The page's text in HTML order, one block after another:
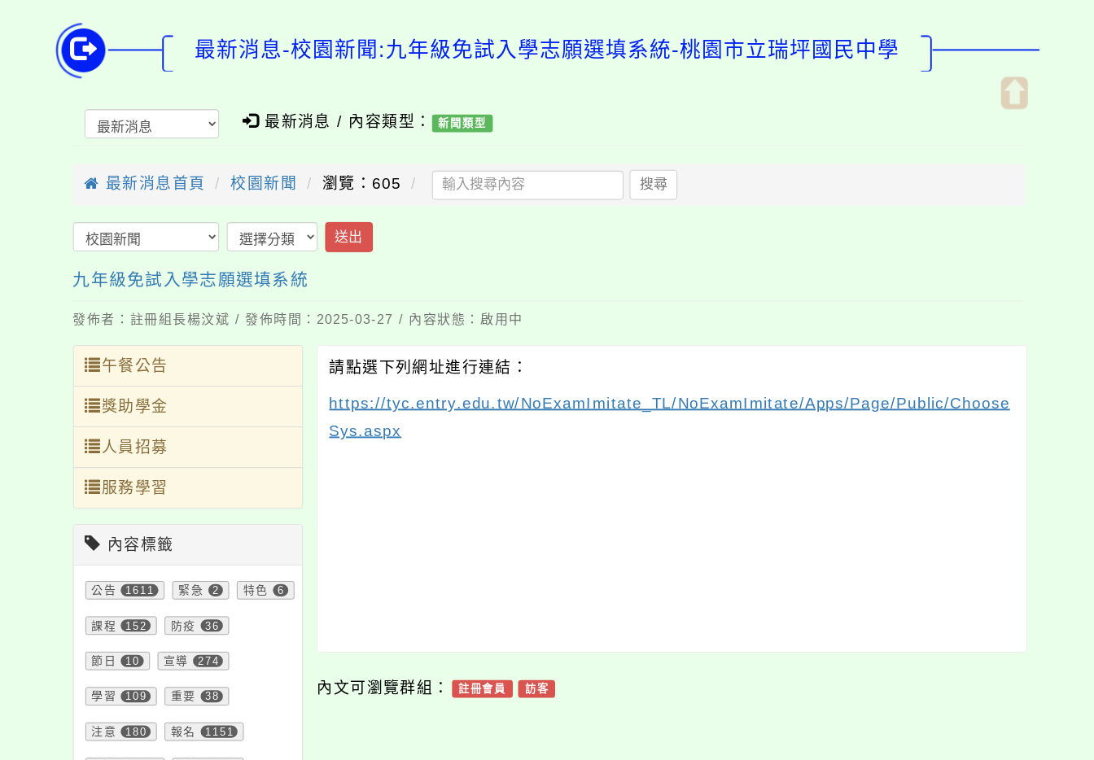
最新消息-校園新聞:九年級免試入學志願選填系統-桃園市立瑞坪國民中學
最新消息 / 內容類型： 新聞類型
最新消息首頁 校園新聞 瀏覽：605 搜尋
送出
九年級免試入學志願選填系統
發佈者：註冊組長楊汶斌 / 發佈時間：2025-03-27 / 內容狀態：啟用中
午餐公告
獎助學金
人員招募
服務學習
內容標籤
公告 1611 緊急 2 特色 6
課程 152 防疫 36
節日 10 宣導 274
學習 109 重要 38
注意 180 報名 1151
請點選下列網址進行連結：
https://tyc.entry.edu.tw/NoExamImitate_TL/NoExamImitate/Apps/Page/Public/Choose
Sys.aspx
內文可瀏覽群組： 註冊會員 訪客